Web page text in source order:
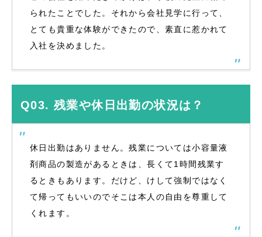
られたことでした。それから会社見学に行って、
とても貴重な体験ができたので、素直に惹かれて
入社を決めました。
Q03. 残業や休日出勤の状況は？
休日出勤はありません。残業については小容量液
剤商品の製造があるときは、長くて1時間残業す
るときもあります。だけど、けして強制ではなく
て帰ってもいいのでそこは本人の自由を尊重して
くれます。